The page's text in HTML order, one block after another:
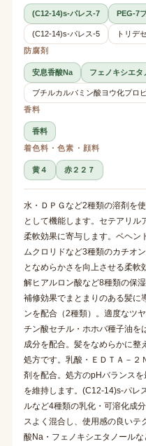
(C12-14)s-パレス-7 PEG-7
(C12-14)s-パレス-5
トリデ
防腐剤
安息香酸Na フェノキシエタ
ブチルカルバミン酸ヨウ化プロ
香料
香料
着色料・色素・顔料
黄４ 赤２２７
水・ＤＰＧなど2種類の溶剤を
として機能します。セテアリ
柔軟効果に寄与します。ベヘン
ムクロリドなど3種類のカチオ
となめらかさを向上させる柔
解ヒアルロン酸など8種類の保
補修効果でまとまりのある髪に
ンを配合（2種類）。適度なツ
チン酸セチル・ホホバ種子油を
成分を配合。髪をなめらかに整
処方です。乳酸・ＥＤＴＡ－２
剤を配合。処方のpHバランス
を維持します。(C12-14)s-パレ
ルなど4種類の乳化・可溶化成
スよく混合し、使用感の良い
酸Na・フェノキシエタノール